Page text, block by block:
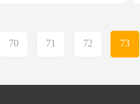
70 71 72 73